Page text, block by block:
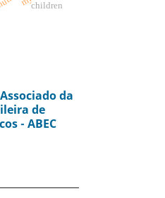
children
da
de
- ABEC